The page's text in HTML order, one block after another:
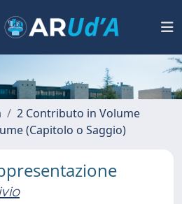
2 Contributo in Volume
(Capitolo o Saggio)